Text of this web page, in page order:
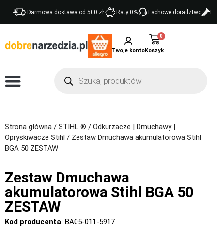
Darmowa dostawa od 500 zł Raty 0% Fachowe doradztwo
Twoje konto
0
Strona główna / STIHL ® / Odkurzacze | Dmuchawy |
Opryskiwacze Stihl / Zestaw Dmuchawa akumulatorowa Stihl
BGA 50 ZESTAW
Zestaw Dmuchawa
akumulatorowa Stihl BGA 50
ZESTAW
Kod producenta: BA05-011-5917